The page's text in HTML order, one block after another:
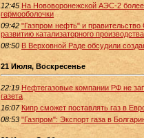
12:45 На Нововоронежской АЭС-2
гермооболочки
09:42 "Газпром нефть" и
развитию катализаторного производства
08:50 В Верховной Раде обсудили
21 Июля, Воскресенье
22:19 Нефтегазовые компании РФ не
газета
16:07 Кипр сможет поставлять газ в
08:53 "Газпром": Экспорт газа в